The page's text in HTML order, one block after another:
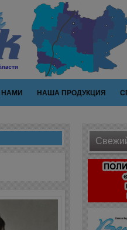
НАМИ НАША ПРОДУКЦИЯ